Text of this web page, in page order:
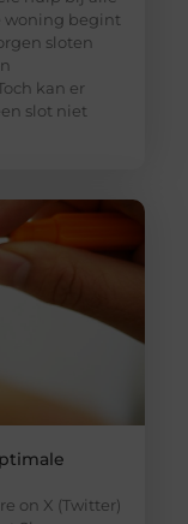
woning begint
sloten
kan er
slot niet
on X (Twitter)